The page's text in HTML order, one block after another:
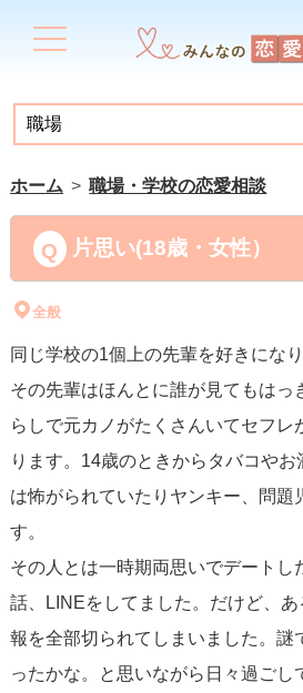
ホーム 職場・学校の恋愛相談
片思い(18歳・女性）
全般
同じ学校の1個上の先輩を好きになり
その先輩はほんとに誰が見てもはっ
らしで元カノがたくさんいてセフレ
ります。14歳のときからタバコや
は怖がられていたりヤンキー、問題
す。
その人とは一時期両思いでデートし
話、LINEをしてました。だけど、
報を全部切られてしまいました。謎
ったかな。と思いながら日々過ごし